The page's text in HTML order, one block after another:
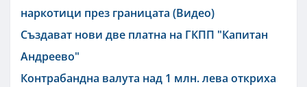
наркотици през границата (Видео)
Създават нови две платна на ГКПП "Капитан
Андреево"
Контрабандна валута над 1 млн. лева откриха